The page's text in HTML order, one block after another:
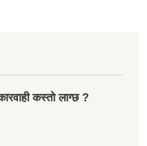
कस्तो लाग्छ ?